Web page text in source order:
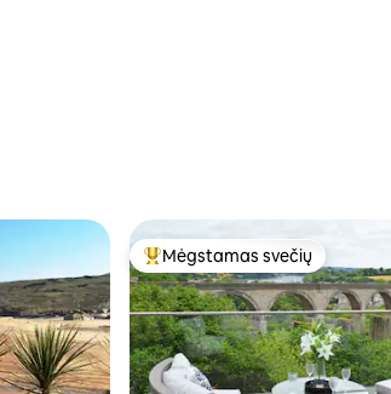
Svečių mėgstamiausias
Mėgstamas svečių